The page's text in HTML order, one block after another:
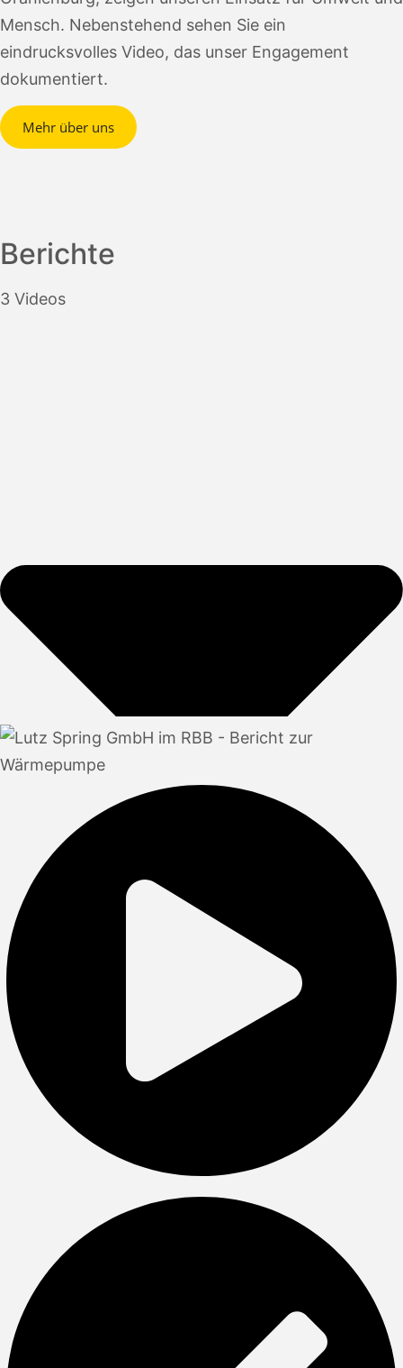
Mensch. Nebenstehend sehen Sie ein
eindrucksvolles Video, das unser Engagement
dokumentiert.
Mehr über uns
Berichte
3 Videos